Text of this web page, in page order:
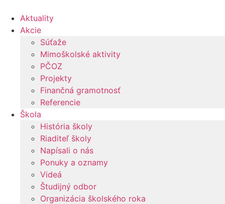
obsah
Aktuality
Akcie
Súťaže
Mimoškolské aktivity
PČOZ
Projekty
Finančná gramotnosť
Referencie
Škola
História školy
Riaditeľ školy
Napísali o nás
Ponuky a oznamy
Videá
Študijný odbor
Organizácia školského roka